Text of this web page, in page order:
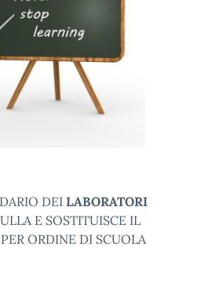
DEI LABORATORI
E SOSTITUISCE IL
ORDINE DI SCUOLA